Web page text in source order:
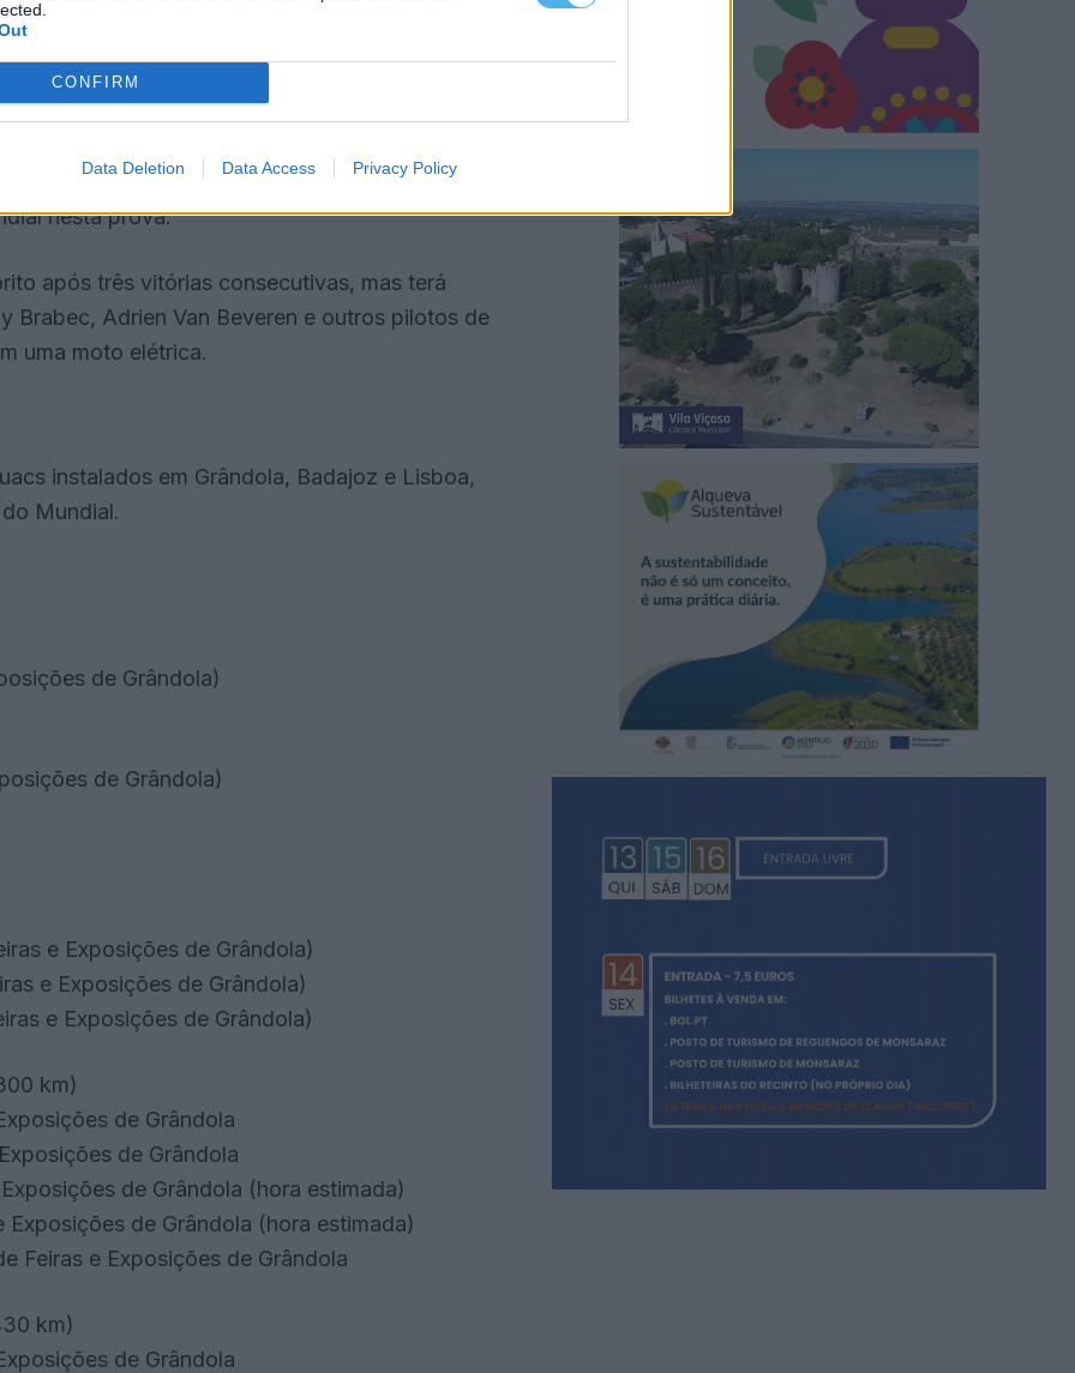
CONFIRM
Data Deletion Data Access Privacy Policy
AKeel disputam o título mundial, mas os
Oliveira estão entre os favoritos à vitória.
nesta prova.
após três vitórias consecutivas, mas terá
Brabec, Adrien Van Beveren e outros pilotos de
uma moto elétrica.
instalados em Grândola, Badajoz e Lisboa,
Mundial.
de Grândola)
de Grândola)
e Exposições de Grândola)
e Exposições de Grândola)
e Exposições de Grândola)
km)
de Grândola
de Grândola
de Grândola (hora estimada)
Exposições de Grândola (hora estimada)
Feiras e Exposições de Grândola
km)
de Grândola